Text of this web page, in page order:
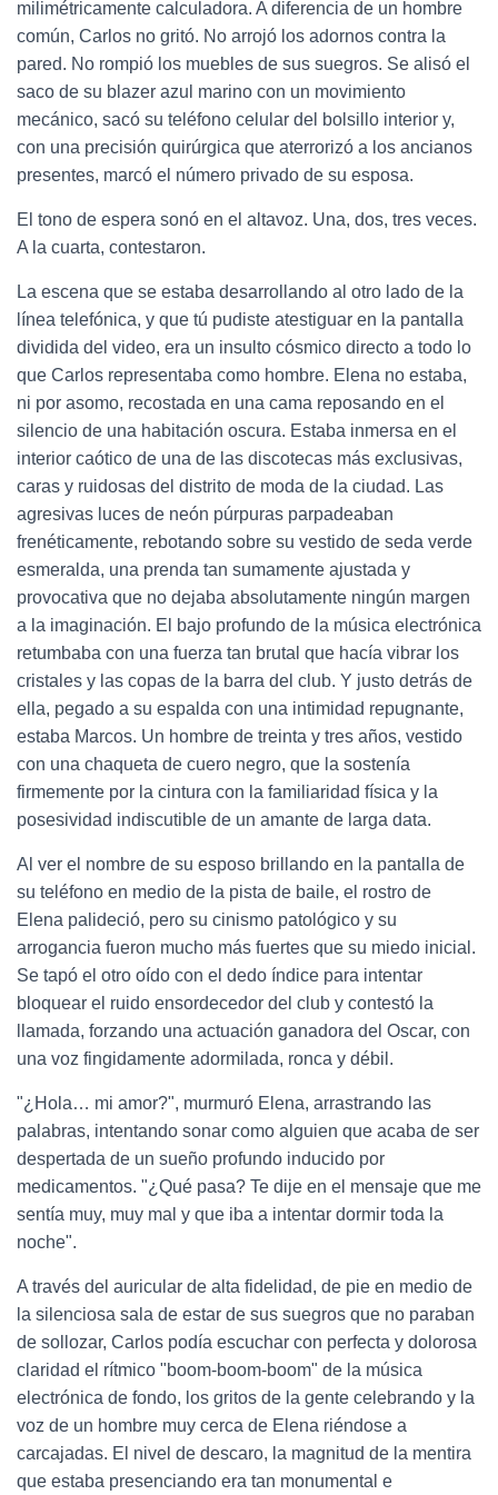
milimétricamente calculadora. A diferencia de un hombre
común, Carlos no gritó. No arrojó los adornos contra la
pared. No rompió los muebles de sus suegros. Se alisó el
saco de su blazer azul marino con un movimiento
mecánico, sacó su teléfono celular del bolsillo interior y,
con una precisión quirúrgica que aterrorizó a los ancianos
presentes, marcó el número privado de su esposa.
El tono de espera sonó en el altavoz. Una, dos, tres veces.
A la cuarta, contestaron.
La escena que se estaba desarrollando al otro lado de la
línea telefónica, y que tú pudiste atestiguar en la pantalla
dividida del video, era un insulto cósmico directo a todo lo
que Carlos representaba como hombre. Elena no estaba,
ni por asomo, recostada en una cama reposando en el
silencio de una habitación oscura. Estaba inmersa en el
interior caótico de una de las discotecas más exclusivas,
caras y ruidosas del distrito de moda de la ciudad. Las
agresivas luces de neón púrpuras parpadeaban
frenéticamente, rebotando sobre su vestido de seda verde
esmeralda, una prenda tan sumamente ajustada y
provocativa que no dejaba absolutamente ningún margen
a la imaginación. El bajo profundo de la música electrónica
retumbaba con una fuerza tan brutal que hacía vibrar los
cristales y las copas de la barra del club. Y justo detrás de
ella, pegado a su espalda con una intimidad repugnante,
estaba Marcos. Un hombre de treinta y tres años, vestido
con una chaqueta de cuero negro, que la sostenía
firmemente por la cintura con la familiaridad física y la
posesividad indiscutible de un amante de larga data.
Al ver el nombre de su esposo brillando en la pantalla de
su teléfono en medio de la pista de baile, el rostro de
Elena palideció, pero su cinismo patológico y su
arrogancia fueron mucho más fuertes que su miedo inicial.
Se tapó el otro oído con el dedo índice para intentar
bloquear el ruido ensordecedor del club y contestó la
llamada, forzando una actuación ganadora del Oscar, con
una voz fingidamente adormilada, ronca y débil.
"¿Hola… mi amor?", murmuró Elena, arrastrando las
palabras, intentando sonar como alguien que acaba de ser
despertada de un sueño profundo inducido por
medicamentos. "¿Qué pasa? Te dije en el mensaje que me
sentía muy, muy mal y que iba a intentar dormir toda la
noche".
A través del auricular de alta fidelidad, de pie en medio de
la silenciosa sala de estar de sus suegros que no paraban
de sollozar, Carlos podía escuchar con perfecta y dolorosa
claridad el rítmico "boom-boom-boom" de la música
electrónica de fondo, los gritos de la gente celebrando y la
voz de un hombre muy cerca de Elena riéndose a
carcajadas. El nivel de descaro, la magnitud de la mentira
que estaba presenciando era tan monumental e